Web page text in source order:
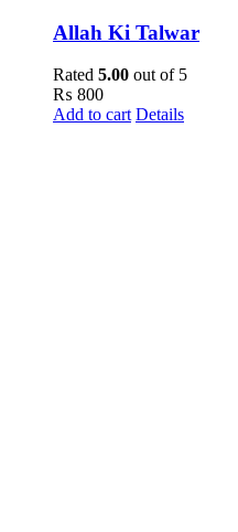
Allah Ki Talwar
Rated 5.00 out of 5
₨ 800
Add to cart Details